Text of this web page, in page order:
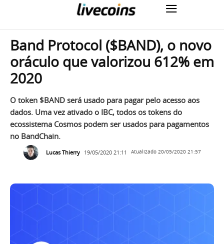
Band Protocol ($BAND), o novo
oráculo que valorizou 612% em
2020
O token $BAND será usado para pagar pelo acesso aos
dados. Uma vez ativado o IBC, todos os tokens do
ecossistema Cosmos podem ser usados ​​para pagamentos
no BandChain.
Lucas Thierry 19/05/2020 21:11 Atualizado 20/05/2020 21:57